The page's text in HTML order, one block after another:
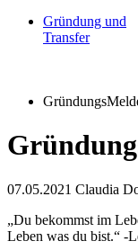
Gründung und
Transfer
07.05.2021 Claudia
„Du bekommst im
Leben was du bist.“ -